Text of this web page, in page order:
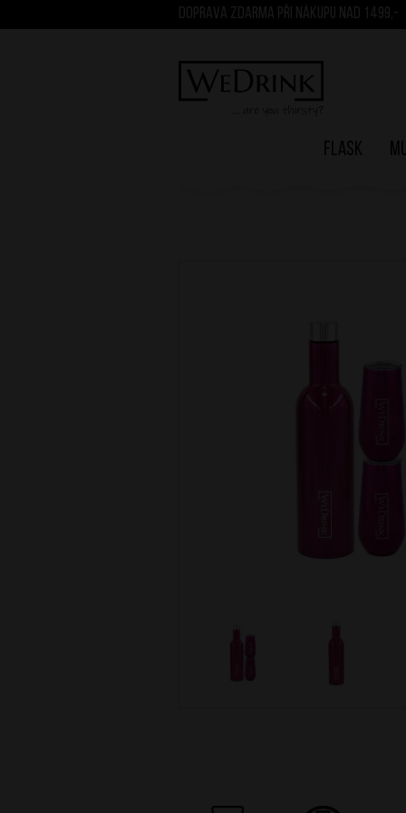
DOPRAVA ZDARMA PŘI NÁKUPU NAD 1499,-
Flask